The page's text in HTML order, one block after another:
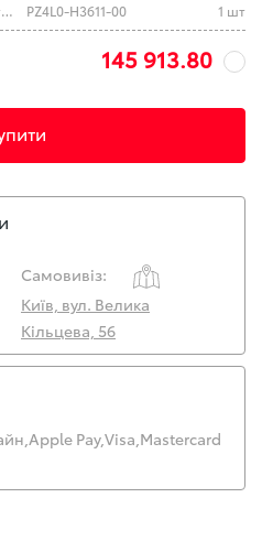
Вантажна платформа на дах автомобіля, алюмінієва L2 PZ4L0-H3611-00 1 шт
145 913.80
Самовивіз:
Київ, вул. Велика
Кільцева, 56
Apple Pay,Visa,Mastercard